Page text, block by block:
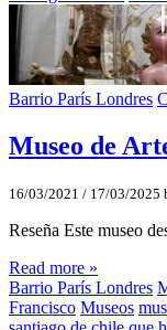
Barrio París Londres
Museo de
16/03/2021 / 17/03/2025
Reseña Este museo
Read more »
Barrio París Londres
Francisco Museos